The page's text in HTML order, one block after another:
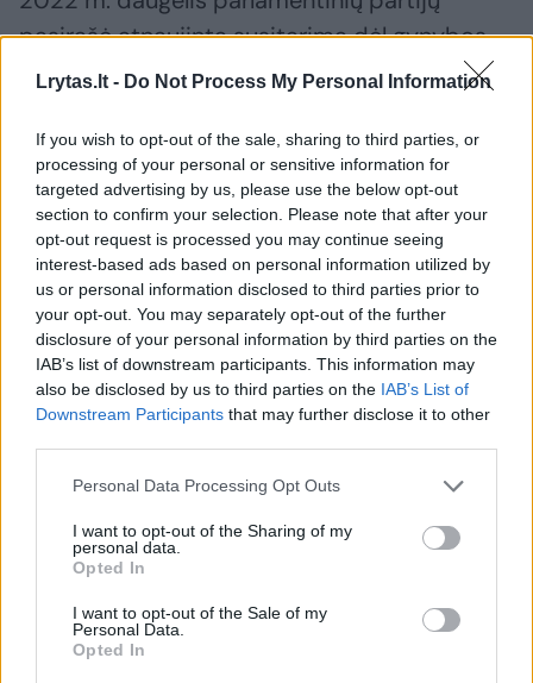
Lrytas.lt - Do Not Process My Personal Information
If you wish to opt-out of the sale, sharing to third parties, or
processing of your personal or sensitive information for
targeted advertising by us, please use the below opt-out
section to confirm your selection. Please note that after your
opt-out request is processed you may continue seeing
interest-based ads based on personal information utilized by
us or personal information disclosed to third parties prior to
your opt-out. You may separately opt-out of the further
disclosure of your personal information by third parties on the
IAB’s list of downstream participants. This information may
also be disclosed by us to third parties on the IAB’s List of
Downstream Participants that may further disclose it to other
Personal Data Processing Opt Outs
I want to opt-out of the Sharing of my
personal data.
Opted In
I want to opt-out of the Sale of my
Personal Data.
Opted In
pasirašė atnaujintą susitarimą dėl gynybos.
Juo politinės jėgos įsipareigojo išlaikyti ne
krašto apsaugai.
Naujoji centro-kairės Vyriausybė savo
programoje įsipareigojo siekti ne mažesnio
nei 3,5 proc. BVP finansavimo gynybai. Tiesa,
gruodį patobulinus 2025 m. valstybės
biudžetą, skolinimosi krašto apsaugos
reikmėms limitas buvo padidintas 800 mln.
Tėvynės sąjunga-Lietuvos krikščionys demokratai (TS-LKD)